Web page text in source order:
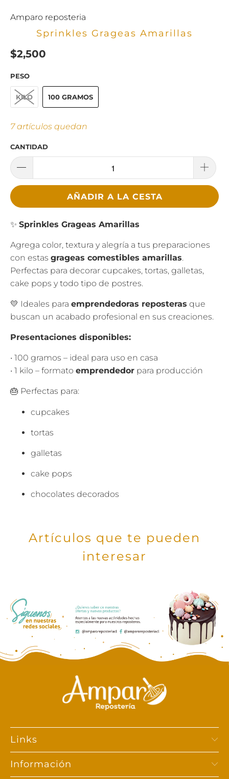
Amparo reposteria
Sprinkles Grageas Amarillas
$2,500
PESO
KILO 100 GRAMOS
7 artículos quedan
CANTIDAD
AÑADIR A LA CESTA
✨ Sprinkles Grageas Amarillas
Agrega color, textura y alegría a tus preparaciones
con estas grageas comestibles amarillas.
Perfectas para decorar cupcakes, tortas, galletas,
cake pops y todo tipo de postres.
💛 Ideales para emprendedoras reposteras que
buscan un acabado profesional en sus creaciones.
Presentaciones disponibles:
• 100 gramos – ideal para uso en casa
• 1 kilo – formato emprendedor para producción
🎂 Perfectas para:
cupcakes
tortas
galletas
cake pops
chocolates decorados
Artículos que te pueden
interesar
Links
Información